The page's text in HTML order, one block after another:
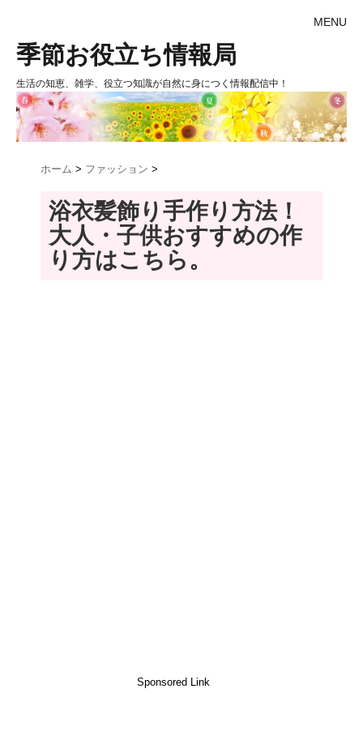
MENU
季節お役立ち情報局
生活の知恵、雑学、役立つ知識が自然に身につく情報配信中！
ホーム > ファッション >
浴衣髪飾り手作り方法！
大人・子供おすすめの作
り方はこちら。
Sponsored Link